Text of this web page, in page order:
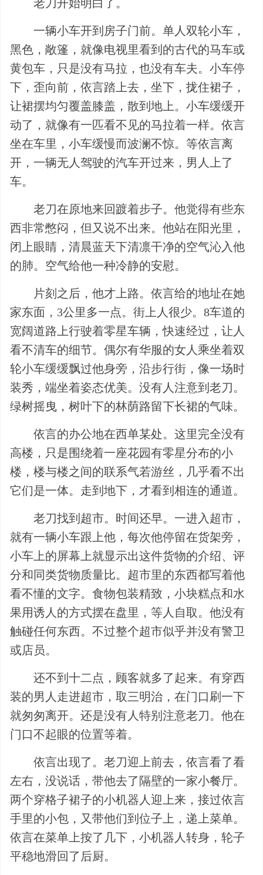
老刀开始明白了。
一辆小车开到房子门前。单人双轮小车，
黑色，敞篷，就像电视里看到的古代的马车或
黄包车，只是没有马拉，也没有车夫。小车停
下，歪向前，依言踏上去，坐下，拢住裙子，
让裙摆均匀覆盖膝盖，散到地上。小车缓缓开
动了，就像有一匹看不见的马拉着一样。依言
坐在车里，小车缓慢而波澜不惊。等依言离
开，一辆无人驾驶的汽车开过来，男人上了
车。
老刀在原地来回踱着步子。他觉得有些东
西非常憋闷，但又说不出来。他站在阳光里，
闭上眼睛，清晨蓝天下清凛干净的空气沁入他
的肺。空气给他一种冷静的安慰。
片刻之后，他才上路。依言给的地址在她
家东面，3公里多一点。街上人很少。8车道的
宽阔道路上行驶着零星车辆，快速经过，让人
看不清车的细节。偶尔有华服的女人乘坐着双
轮小车缓缓飘过他身旁，沿步行街，像一场时
装秀，端坐着姿态优美。没有人注意到老刀。
绿树摇曳，树叶下的林荫路留下长裙的气味。
依言的办公地在西单某处。这里完全没有
高楼，只是围绕着一座花园有零星分布的小
楼，楼与楼之间的联系气若游丝，几乎看不出
它们是一体。走到地下，才看到相连的通道。
老刀找到超市。时间还早。一进入超市，
就有一辆小车跟上他，每次他停留在货架旁，
小车上的屏幕上就显示出这件货物的介绍、评
分和同类货物质量比。超市里的东西都写着他
看不懂的文字。食物包装精致，小块糕点和水
果用诱人的方式摆在盘里，等人自取。他没有
触碰任何东西。不过整个超市似乎并没有警卫
或店员。
还不到十二点，顾客就多了起来。有穿西
装的男人走进超市，取三明治，在门口刷一下
就匆匆离开。还是没有人特别注意老刀。他在
门口不起眼的位置等着。
依言出现了。老刀迎上前去，依言看了看
左右，没说话，带他去了隔壁的一家小餐厅。
两个穿格子裙子的小机器人迎上来，接过依言
手里的小包，又带他们到位子上，递上菜单。
依言在菜单上按了几下，小机器人转身，轮子
平稳地滑回了后厨。